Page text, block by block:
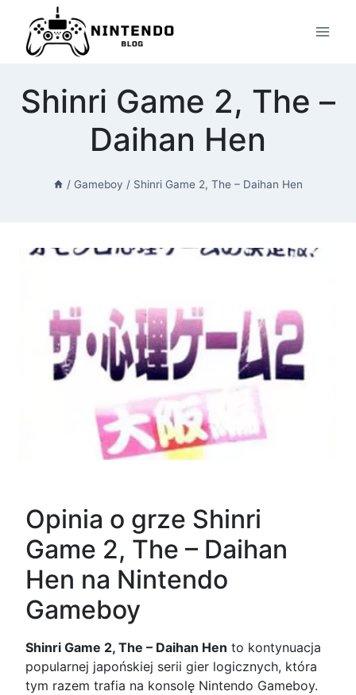
Przeskocz
treści
Shinri Game 2, The –
Daihan Hen
/ Gameboy / Shinri Game 2, The – Daihan Hen
Opinia o grze Shinri
Game 2, The – Daihan
Hen na Nintendo
Gameboy
Shinri Game 2, The – Daihan Hen to kontynuacja
popularnej japońskiej serii gier logicznych, która
tym razem trafia na konsolę Nintendo Gameboy.